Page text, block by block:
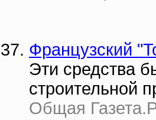
Французский
Эти средства
строительной
Общая